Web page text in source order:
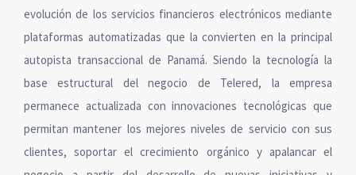
evolución de los servicios financieros electrónicos mediante
plataformas automatizadas que la convierten en la principal
autopista transaccional de Panamá. Siendo la tecnología la
base estructural del negocio de Telered, la empresa
permanece actualizada con innovaciones tecnológicas que
permitan mantener los mejores niveles de servicio con sus
clientes, soportar el crecimiento orgánico y apalancar el